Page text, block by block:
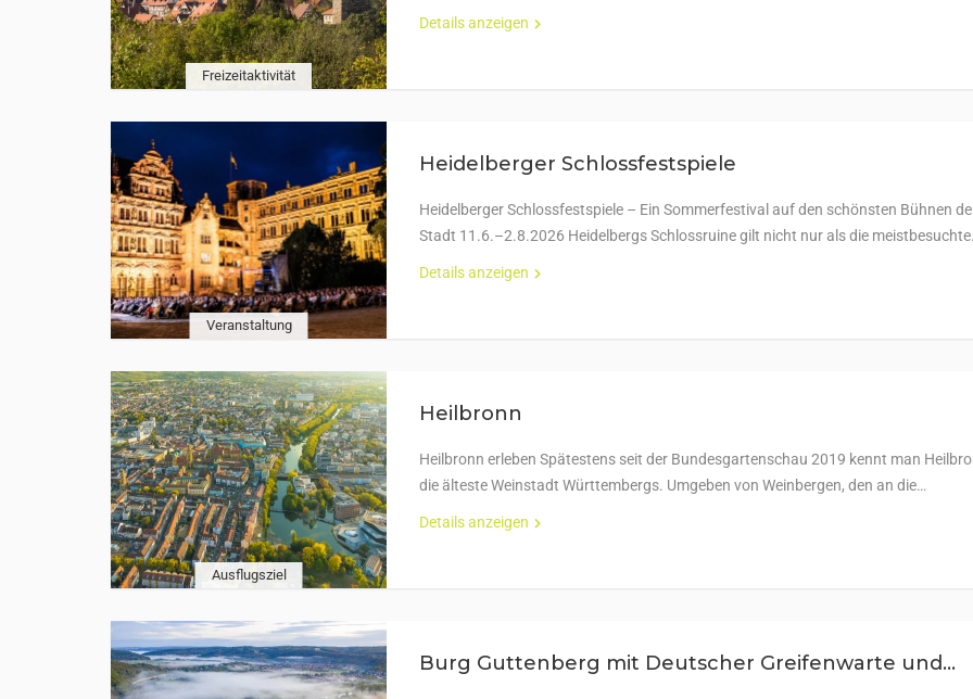
Freizeitaktivität
Details anzeigen
Veranstaltung
Heidelberger Schlossfestspiele
Heidelberger Schlossfestspiele – Ein Sommerfestival auf den schönsten Bühnen
Stadt 11.6.–2.8.2026 Heidelbergs Schlossruine gilt nicht nur als die
Details anzeigen
Ausflugsziel
Heilbronn
Heilbronn erleben Spätestens seit der Bundesgartenschau 2019 kennt man
die älteste Weinstadt Württembergs. Umgeben von Weinbergen, den an die…
Details anzeigen
Burg Guttenberg mit Deutscher Greifenwarte und...